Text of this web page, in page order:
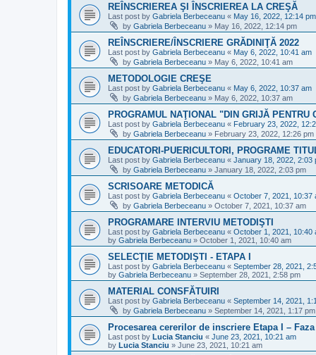
REÎNSCRIEREA ŞI ÎNSCRIEREA LA CREŞĂ
Last post by Gabriela Berbeceanu « May 16, 2022, 12:14 pm
by Gabriela Berbeceanu » May 16, 2022, 12:14 pm
REÎNSCRIERE/ÎNSCRIERE GRĂDINIŢĂ 2022
Last post by Gabriela Berbeceanu « May 6, 2022, 10:41 am
by Gabriela Berbeceanu » May 6, 2022, 10:41 am
METODOLOGIE CREŞE
Last post by Gabriela Berbeceanu « May 6, 2022, 10:37 am
by Gabriela Berbeceanu » May 6, 2022, 10:37 am
PROGRAMUL NAŢIONAL "DIN GRIJĂ PENTRU
Last post by Gabriela Berbeceanu « February 23, 2022,
by Gabriela Berbeceanu » February 23, 2022, 12:26 pm
EDUCATORI-PUERICULTORI, PROGRAME
Last post by Gabriela Berbeceanu « January 18, 2022, 2:03
by Gabriela Berbeceanu » January 18, 2022, 2:03 pm
SCRISOARE METODICĂ
Last post by Gabriela Berbeceanu « October 7, 2021, 10:37
by Gabriela Berbeceanu » October 7, 2021, 10:37 am
PROGRAMARE INTERVIU METODIŞTI
Last post by Gabriela Berbeceanu « October 1, 2021, 10:40
by Gabriela Berbeceanu » October 1, 2021, 10:40 am
SELECŢIE METODIŞTI - ETAPA I
Last post by Gabriela Berbeceanu « September 28, 2021,
by Gabriela Berbeceanu » September 28, 2021, 2:58 pm
MATERIAL CONSFĂTUIRI
Last post by Gabriela Berbeceanu « September 14, 2021,
by Gabriela Berbeceanu » September 14, 2021, 1:17 pm
Procesarea cererilor de inscriere Etapa I – Faza
Last post by Lucia Stanciu « June 23, 2021, 10:21 am
by Lucia Stanciu » June 23, 2021, 10:21 am